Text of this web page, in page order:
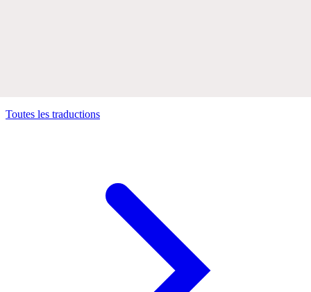
Toutes les traductions